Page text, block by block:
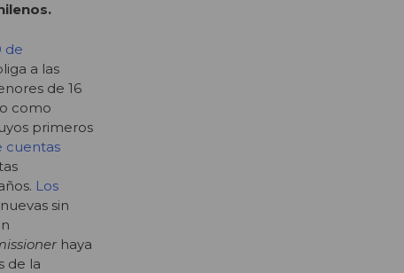
de
a las
de 16
como
primeros
cuentas
Los
sin
haya
de la